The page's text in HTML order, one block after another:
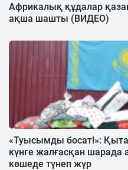
Африкалық құдалар
ақша шашты (ВИДЕО)
«Туысымды босат!»:
күнге жалғасқан шарада
көшеде түнеп жүр